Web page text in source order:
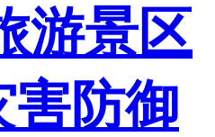
游景区
害防御